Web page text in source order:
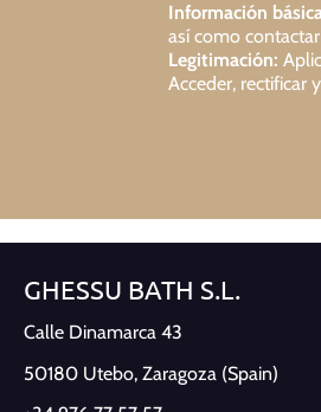
Información
así como
Legitimación:
Acceder, rectificar
GHESSU BATH S.L.
Calle Dinamarca 43
50180 Utebo, Zaragoza (Spain)